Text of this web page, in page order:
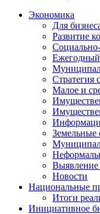
Экономика
Для
Развитие
Ежегодный
Стратегия
Малое и
Земельные
Выявление
Новости
Национальные
Итоги
Инициативное